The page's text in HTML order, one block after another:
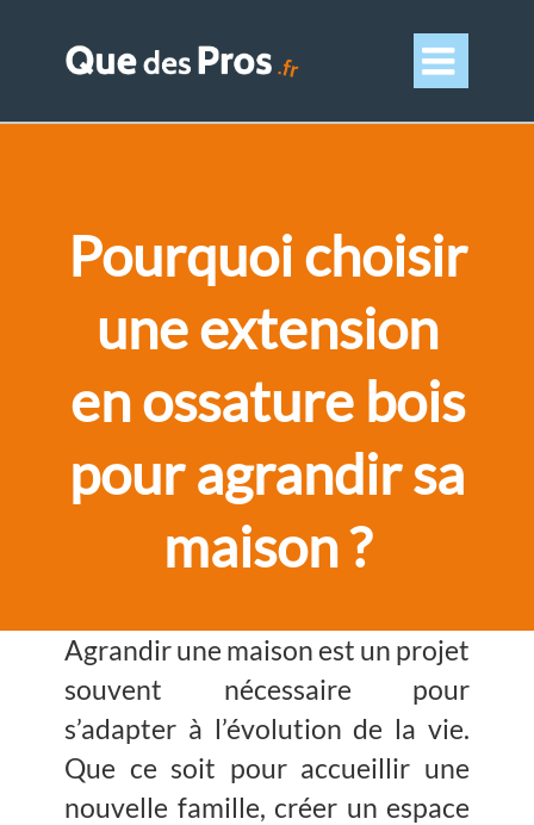

Pourquoi choisir
une extension
en ossature bois
pour agrandir sa
maison ?
Agrandir une maison est un projet
souvent nécessaire pour
s’adapter à l’évolution de la vie.
Que ce soit pour accueillir une
nouvelle famille, créer un espace